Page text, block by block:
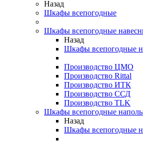
Назад
Шкафы всепогодные
Шкафы всепогодные
Назад
Шкафы всепогодные
Производство ЦМО
Производство Rittal
Производство ИТК
Производство ССД
Производство TLK
Шкафы всепогодные
Назад
Шкафы всепогодные